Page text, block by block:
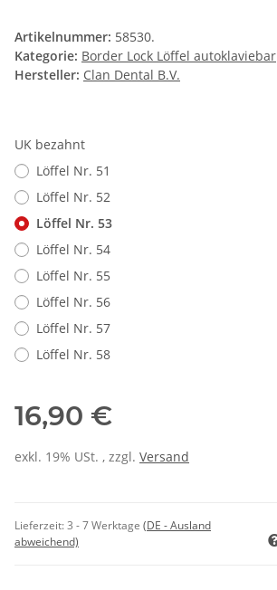
Artikelnummer: 58530.
Kategorie: Border Lock Löffel autoklaviebar
Hersteller: Clan Dental B.V.
UK bezahnt
Löffel Nr. 51
Löffel Nr. 52
Löffel Nr. 53
Löffel Nr. 54
Löffel Nr. 55
Löffel Nr. 56
Löffel Nr. 57
Löffel Nr. 58
16,90 €
exkl. 19% USt. , zzgl. Versand
Lieferzeit:3 - 7 Werktage (DE - Ausland
abweichend)